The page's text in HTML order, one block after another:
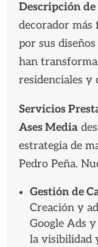
Descripción de
decorador más
por sus
han
residenciales y
Servicios
Ases Media
estrategia de
Pedro Peña.
Gestión de
Creación y
Google Ads
la visibilidad